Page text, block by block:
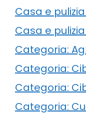
Casa e
Casa e
Categoria:
Categoria:
Categoria:
Categoria: